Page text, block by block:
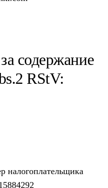
содержание
RStV:
налогоплательщика